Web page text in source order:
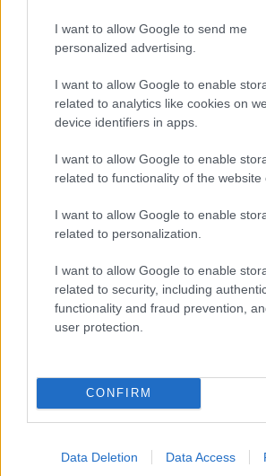
I want to allow Google to send me
personalized advertising.
I want to allow Google to enable
related to analytics like cookies on
device identifiers in apps.
I want to allow Google to enable
related to functionality of the website
I want to allow Google to enable
related to personalization.
I want to allow Google to enable
related to security, including
functionality and fraud prevention,
user protection.
CONFIRM
Data Deletion Data Access
ÍGY VADÁSZTAM LE A
drkuktart •2020. január 23.